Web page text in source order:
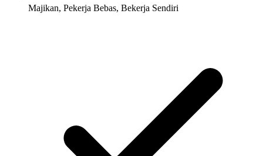
Majikan, Pekerja Bebas, Bekerja Sendiri